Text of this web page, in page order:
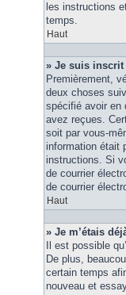
les instructions
temps.
Haut
» Je suis inscrit
Premièrement,
deux choses
spécifié avoir en
avez reçues.
soit par vous-
information était
instructions. Si
de courrier
de courrier
Haut
» Je m’étais
Il est possible
De plus,
certain temps
nouveau et